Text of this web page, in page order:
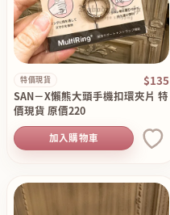
特價現貨 $135
SAN－X懶熊大頭手機扣環夾片 特
價現貨 原價220
加入購物車